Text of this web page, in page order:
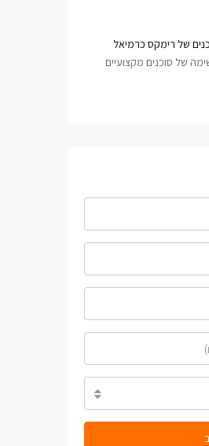
של רימקס כרמיאל
של סוכנים מקצועיים